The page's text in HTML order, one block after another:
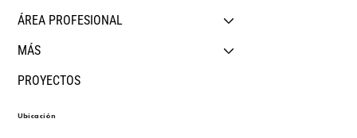
ÁREA PROFESIONAL
MÁS
PROYECTOS
Ubicación